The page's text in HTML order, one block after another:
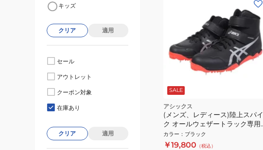
SALE
アシックス
(メンズ、レディース)陸上スパイ
ク オールウェザートラック専用
ジャベリンプロ 4 JAVELIN PRO
4 1093A228.001
カラー ： ブラック
￥19,800 （税込）
キッズ
クリア 適用
セール
アウトレット
クーポン対象
在庫あり
クリア 適用